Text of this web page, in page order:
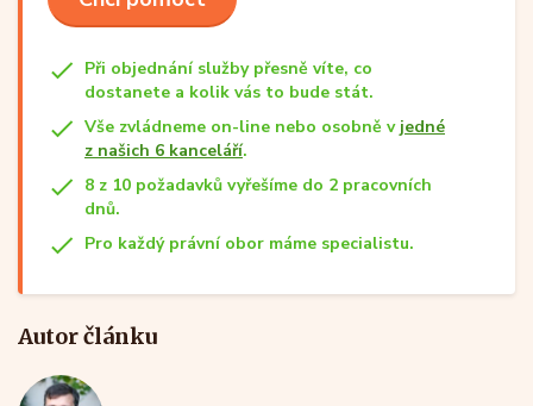
Při objednání služby přesně víte, co
dostanete a kolik vás to bude stát.
Vše zvládneme on-line nebo osobně v jedné
z našich 6 kanceláří.
8 z 10 požadavků vyřešíme do 2 pracovních
dnů.
Pro každý právní obor máme specialistu.
Autor článku